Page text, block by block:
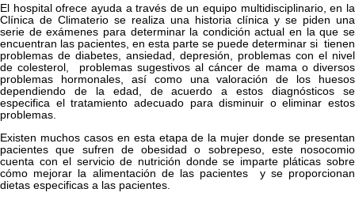
El hospital ofrece ayuda a través de un equipo multidisciplinario, en la
Clínica de Climaterio se realiza una historia clínica y se piden una
serie de exámenes para determinar la condición actual en la que se
encuentran las pacientes, en esta parte se puede determinar si tienen
problemas de diabetes, ansiedad, depresión, problemas con el nivel
de colesterol, problemas sugestivos al cáncer de mama o diversos
problemas hormonales, así como una valoración de los huesos
dependiendo de la edad, de acuerdo a estos diagnósticos se
especifica el tratamiento adecuado para disminuir o eliminar estos
problemas.
Existen muchos casos en esta etapa de la mujer donde se presentan
pacientes que sufren de obesidad o sobrepeso, este nosocomio
cuenta con el servicio de nutrición donde se imparte pláticas sobre
cómo mejorar la alimentación de las pacientes y se proporcionan
dietas especificas a las pacientes.